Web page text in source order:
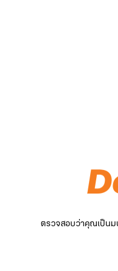
ตรวจสอบว่าคุณเป็นม